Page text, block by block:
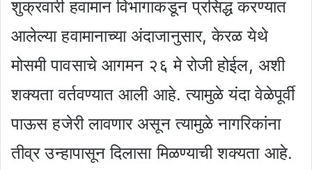
शुक्रवारी हवामान विभागाकडून प्रसिद्ध करण्यात
आलेल्या हवामानाच्या अंदाजानुसार, केरळ येथे
मोसमी पावसाचे आगमन २६ मे रोजी होईल, अशी
शक्यता वर्तवण्यात आली आहे. त्यामुळे यंदा वेळेपूर्वी
पाऊस हजेरी लावणार असून त्यामुळे नागरिकांना
तीव्र उन्हापासून दिलासा मिळण्याची शक्यता आहे.